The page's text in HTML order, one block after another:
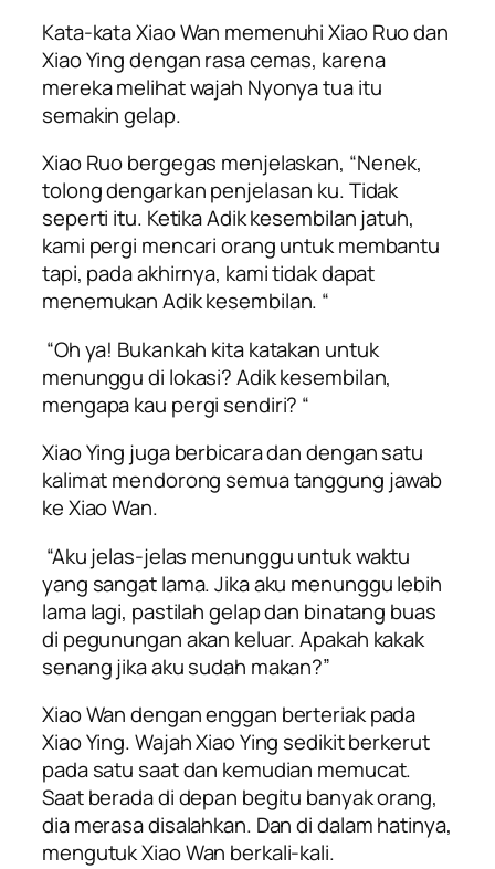
Kata-kata Xiao Wan memenuhi Xiao Ruo dan
Xiao Ying dengan rasa cemas, karena
mereka melihat wajah Nyonya tua itu
semakin gelap.
Xiao Ruo bergegas menjelaskan, “Nenek,
tolong dengarkan penjelasan ku. Tidak
seperti itu. Ketika Adik kesembilan jatuh,
kami pergi mencari orang untuk membantu
tapi, pada akhirnya, kami tidak dapat
menemukan Adik kesembilan. “
“Oh ya! Bukankah kita katakan untuk
menunggu di lokasi? Adik kesembilan,
mengapa kau pergi sendiri? “
Xiao Ying juga berbicara dan dengan satu
kalimat mendorong semua tanggung jawab
ke Xiao Wan.
“Aku jelas-jelas menunggu untuk waktu
yang sangat lama. Jika aku menunggu lebih
lama lagi, pastilah gelap dan binatang buas
di pegunungan akan keluar. Apakah kakak
senang jika aku sudah makan?”
Xiao Wan dengan enggan berteriak pada
Xiao Ying. Wajah Xiao Ying sedikit berkerut
pada satu saat dan kemudian memucat.
Saat berada di depan begitu banyak orang,
dia merasa disalahkan. Dan di dalam hatinya,
mengutuk Xiao Wan berkali-kali.